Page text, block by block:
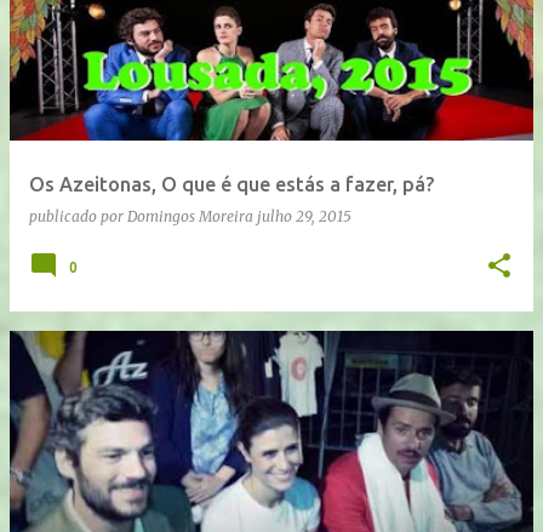
Os Azeitonas, O que é que estás a fazer, pá?
publicado por Domingos Moreira julho 29, 2015
0